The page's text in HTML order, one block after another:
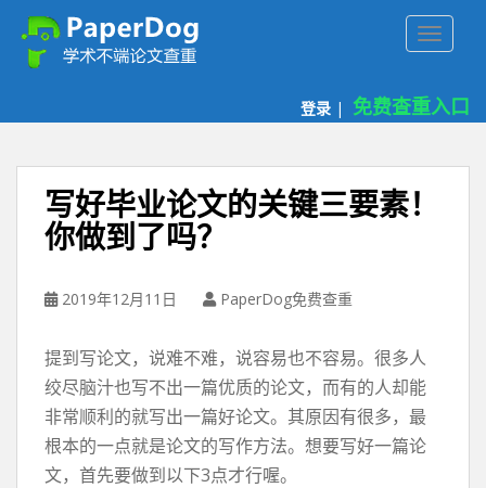
登录 | 免费查重入口
写好毕业论文的关键三要素！
你做到了吗？
2019年12月11日 PaperDog免费查重
提到写论文，说难不难，说容易也不容易。很多人
绞尽脑汁也写不出一篇优质的论文，而有的人却能
非常顺利的就写出一篇好论文。其原因有很多，最
根本的一点就是论文的写作方法。想要写好一篇论
文，首先要做到以下3点才行喔。